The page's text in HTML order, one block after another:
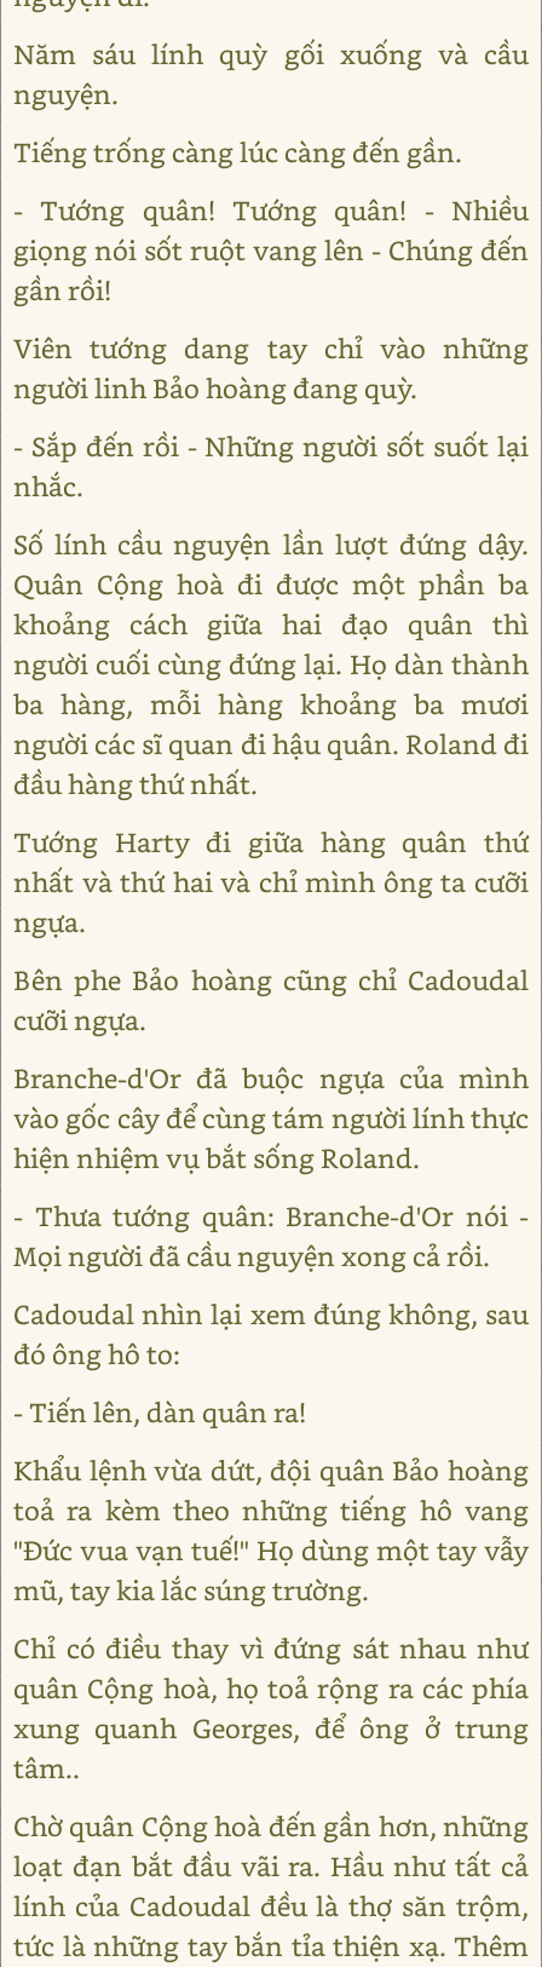
Năm sáu lính quỳ gối xuống và cầu
nguyện.
Tiếng trống càng lúc càng đến gần.
- Tướng quân! Tướng quân! - Nhiều
giọng nói sốt ruột vang lên - Chúng đến
gần rồi!
Viên tướng dang tay chỉ vào những
người linh Bảo hoàng đang quỳ.
- Sắp đến rồi - Những người sốt suốt lại
nhắc.
Số lính cầu nguyện lần lượt đứng dậy.
Quân Cộng hoà đi được một phần ba
khoảng cách giữa hai đạo quân thì
người cuối cùng đứng lại. Họ dàn thành
ba hàng, mỗi hàng khoảng ba mươi
người các sĩ quan đi hậu quân. Roland đi
đầu hàng thứ nhất.
Tướng Harty đi giữa hàng quân thứ
nhất và thứ hai và chỉ mình ông ta cưỡi
ngựa.
Bên phe Bảo hoàng cũng chỉ Cadoudal
cưỡi ngựa.
Branche-d'Or đã buộc ngựa của mình
vào gốc cây để cùng tám người lính thực
hiện nhiệm vụ bắt sống Roland.
- Thưa tướng quân: Branche-d'Or nói -
Mọi người đã cầu nguyện xong cả rồi.
Cadoudal nhìn lại xem đúng không, sau
đó ông hô to:
- Tiến lên, dàn quân ra!
Khẩu lệnh vừa dứt, đội quân Bảo hoàng
toả ra kèm theo những tiếng hô vang
"Đức vua vạn tuế!" Họ dùng một tay vẫy
mũ, tay kia lắc súng trường.
Chỉ có điều thay vì đứng sát nhau như
quân Cộng hoà, họ toả rộng ra các phía
xung quanh Georges, để ông ở trung
tâm..
Chờ quân Cộng hoà đến gần hơn, những
loạt đạn bắt đầu vãi ra. Hầu như tất cả
lính của Cadoudal đều là thợ săn trộm,
tức là những tay bắn tỉa thiện xạ. Thêm